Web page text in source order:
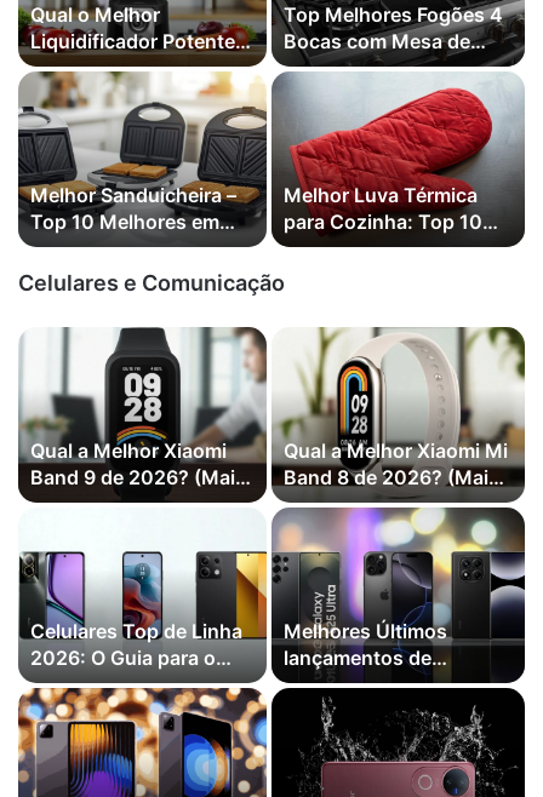
Qual o Melhor
Liquidificador Potente
de 2026? (Mais
Vendidos)
Top Melhores Fogões 4
Bocas com Mesa de
Vidro em 2026
Melhor Sanduicheira –
Top 10 Melhores em
2026
Melhor Luva Térmica
para Cozinha: Top 10
Melhores em 2026
Celulares e Comunicação
Qual a Melhor Xiaomi
Band 9 de 2026? (Mais
Vendidas)
Qual a Melhor Xiaomi Mi
Band 8 de 2026? (Mais
Vendidas)
Celulares Top de Linha
2026: O Guia para o
Melhor Custo-Benefício
Melhores Últimos
lançamentos de
Celulares: Principais
Novidades de 2026